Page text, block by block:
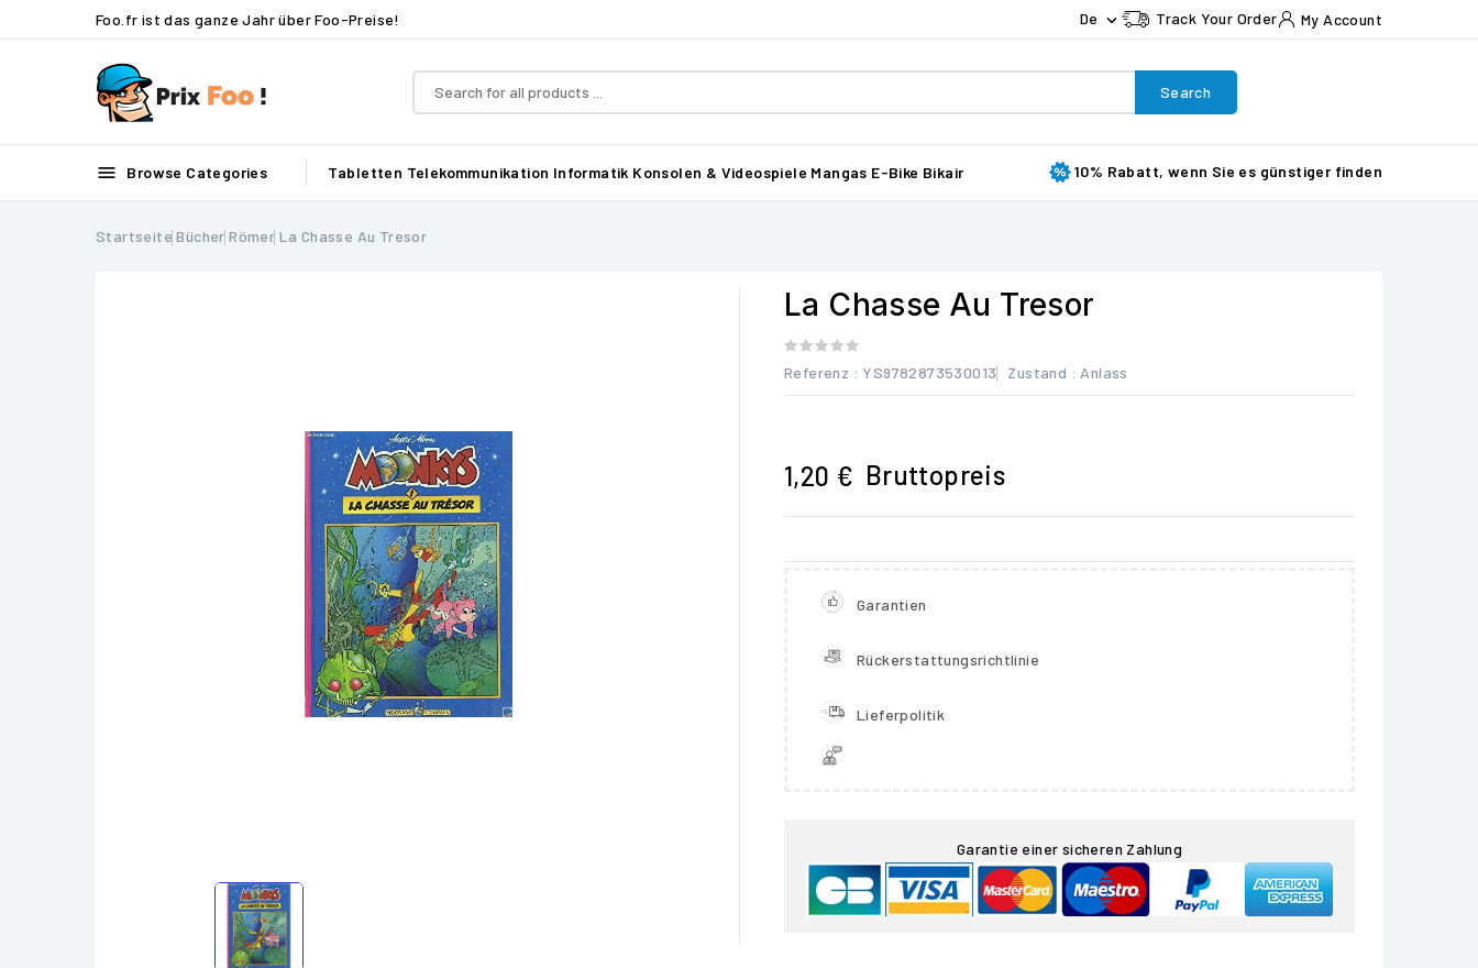
Foo.fr ist das ganze Jahr über Foo-Preise! De  Track Your Order My Account
Search
 Browse Categories Tabletten Telekommunikation Informatik Konsolen & Videospiele Mangas E-Bike Bikair 10% Rabatt, wenn Sie es günstiger finden
Startseite Bücher Römer La Chasse Au Tresor
La Chasse Au Tresor
Referenz : YS9782873530013 Zustand : Anlass
1,20 € Bruttopreis
Garantien
Rückerstattungsrichtlinie
Lieferpolitik
Garantie einer sicheren Zahlung